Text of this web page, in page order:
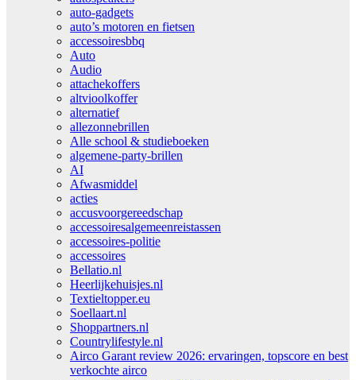
auto-gadgets
auto’s motoren en fietsen
accessoiresbbq
Auto
Audio
attachekoffers
altvioolkoffer
alternatief
allezonnebrillen
Alle school & studieboeken
algemene-party-brillen
AI
Afwasmiddel
acties
accusvoorgereedschap
accessoiresalgemeenreistassen
accessoires-politie
accessoires
Bellatio.nl
Heerlijkehuisjes.nl
Textieltopper.eu
Soellaart.nl
Shoppartners.nl
Countrylifestyle.nl
Airco Garant review 2026: ervaringen, topscore en best
verkochte airco